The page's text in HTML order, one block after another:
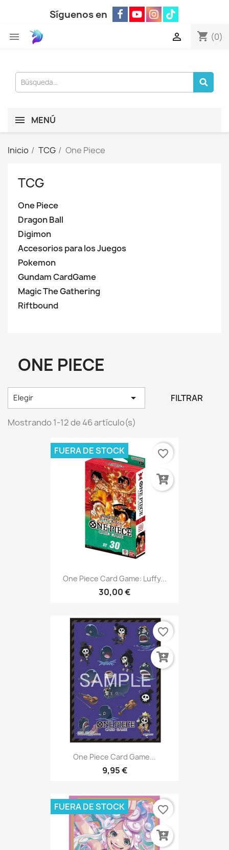
Síguenos en
 shopping_cart (0)

MENÚ
Inicio TCG One Piece
TCG
One Piece
Dragon Ball
Digimon
Accesorios para los Juegos
Pokemon
Gundam CardGame
Magic The Gathering
Riftbound
ONE PIECE
Elegir  FILTRAR
Mostrando 1-12 de 46 artículo(s)
One Piece Card Game: Luffy...
30,00 €
FUERA DE STOCK favorite_border
One Piece Card Game...
9,95 €
favorite_border
FUERA DE STOCK favorite_border